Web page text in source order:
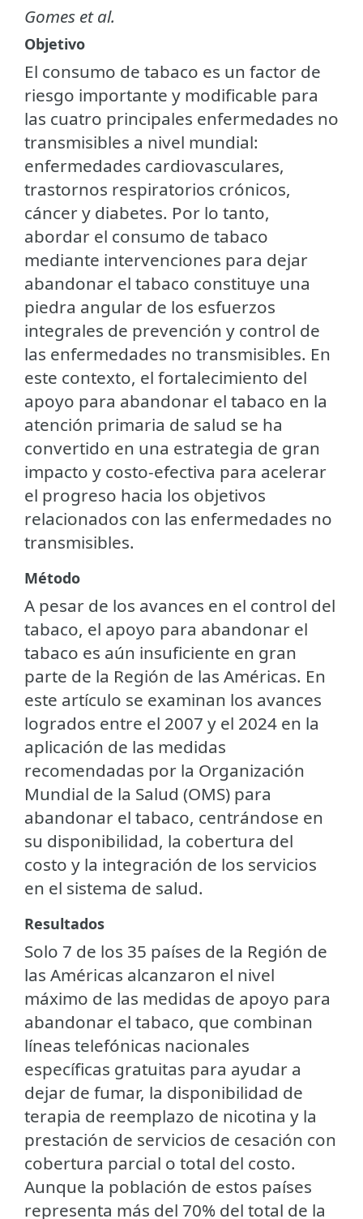
Gomes et al.
Objetivo
El consumo de tabaco es un factor de
riesgo importante y modificable para
las cuatro principales enfermedades no
transmisibles a nivel mundial:
enfermedades cardiovasculares,
trastornos respiratorios crónicos,
cáncer y diabetes. Por lo tanto,
abordar el consumo de tabaco
mediante intervenciones para dejar
abandonar el tabaco constituye una
piedra angular de los esfuerzos
integrales de prevención y control de
las enfermedades no transmisibles. En
este contexto, el fortalecimiento del
apoyo para abandonar el tabaco en la
atención primaria de salud se ha
convertido en una estrategia de gran
impacto y costo-efectiva para acelerar
el progreso hacia los objetivos
relacionados con las enfermedades no
transmisibles.
Método
A pesar de los avances en el control del
tabaco, el apoyo para abandonar el
tabaco es aún insuficiente en gran
parte de la Región de las Américas. En
este artículo se examinan los avances
logrados entre el 2007 y el 2024 en la
aplicación de las medidas
recomendadas por la Organización
Mundial de la Salud (OMS) para
abandonar el tabaco, centrándose en
su disponibilidad, la cobertura del
costo y la integración de los servicios
en el sistema de salud.
Resultados
Solo 7 de los 35 países de la Región de
las Américas alcanzaron el nivel
máximo de las medidas de apoyo para
abandonar el tabaco, que combinan
líneas telefónicas nacionales
específicas gratuitas para ayudar a
dejar de fumar, la disponibilidad de
terapia de reemplazo de nicotina y la
prestación de servicios de cesación con
cobertura parcial o total del costo.
Aunque la población de estos países
representa más del 70% del total de la